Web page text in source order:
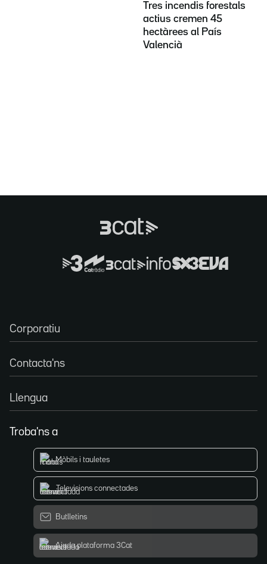
Tres incendis forestals
actius cremen 45
hectàrees al País
Valencià
Corporatiu
Contacta'ns
Llengua
Troba'ns a
Mòbils i tauletes
Televisions connectades
Butlletins
Ajuda plataforma 3Cat